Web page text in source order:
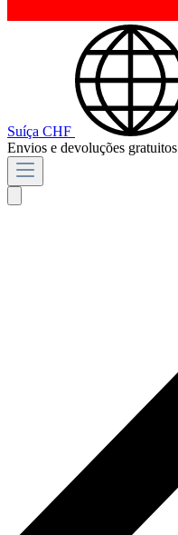
Suíça CHF
Envios e devoluções gratuitos